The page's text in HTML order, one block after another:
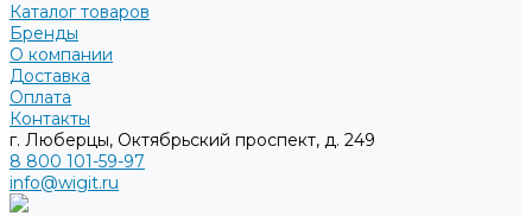
Каталог товаров
Бренды
О компании
Доставка
Оплата
Контакты
г. Люберцы, Октябрьский проспект, д. 249
8 800 101-59-97
info@wigit.ru